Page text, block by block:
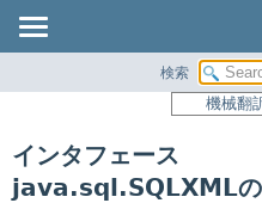
パッケージ
クラス
検索
機械翻
インタフェース
java.sql.SQLXMLの